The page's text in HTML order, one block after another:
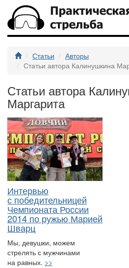
Статьи
Авторы
Статьи автора Калинушкина
Статьи автора
Маргарита
Интервью
с победительницей
Чемпионата России
2014 по ружью Марией
Шварц
Мы, девушки, можем
стрелять с мужчинами
на равных. >>